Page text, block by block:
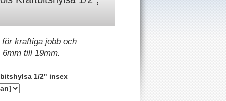
kraftiga jobb och
till 19mm.
1/2" insex